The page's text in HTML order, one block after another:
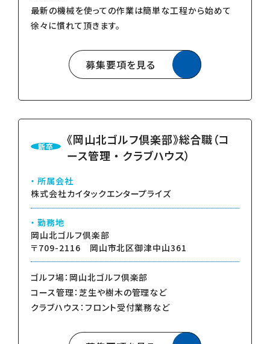
最新の機械を使っての作業は簡単な工程から始めて
徐々に慣れて頂きます。
募集要項を見る
新卒
《岡山北ゴルフ倶楽部》総合職（コ
ース管理 ・ クラブハウス）
所属会社
株式会社カイタックエンタープライズ
勤務地
岡山北ゴルフ倶楽部
〒709-2116 岡山市北区御津中山361
ゴルフ場：岡山北ゴルフ倶楽部
コース管理：芝生や樹木の管理など
クラブハウス：フロント受付業務など